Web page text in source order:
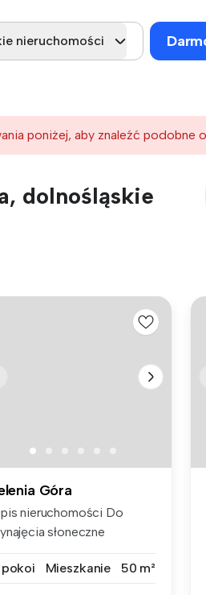
nieruchomości
poniżej, aby znaleźć podobne
dolnośląskie
Góra
nieruchomości Do
słoneczne
Mieszkanie 50 m²